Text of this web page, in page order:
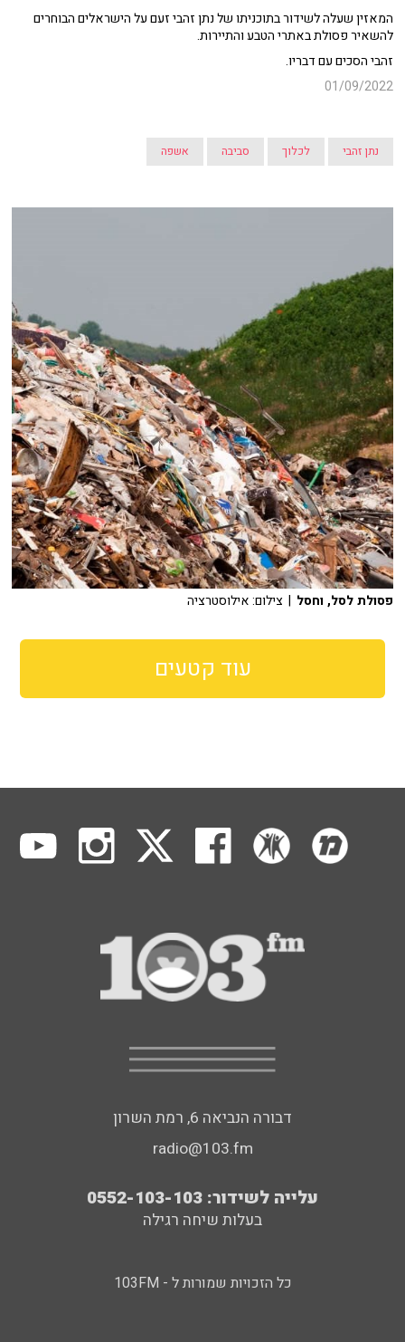
המאזין שעלה לשידור בתוכניתו של נתן זהבי זעם על הישראלים הבוחרים
להשאיר פסולת באתרי הטבע והתיירות.
זהבי הסכים עם דבריו.
01/09/2022
נתן זהבי לכלוך סביבה אשפה
פסולת לסל, וחסל | צילום: אילוסטרציה
עוד קטעים
דבורה הנביאה 6, רמת השרון
radio@103.fm
עלייה לשידור: 0552-103-103
בעלות שיחה רגילה
כל הזכויות שמורות ל - 103FM